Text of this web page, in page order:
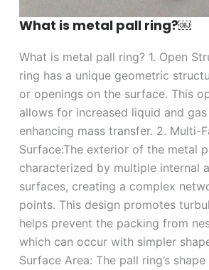
What is metal pall ring?￼
What is metal pall ring? 1. Open
ring has a unique geometric
or openings on the surface. This
allows for increased liquid and
enhancing mass transfer. 2. Multi-
Surface:The exterior of the metal
characterized by multiple internal
surfaces, creating a complex
points. This design promotes
helps prevent the packing from
which can occur with simpler
Surface Area: The pall ring’s